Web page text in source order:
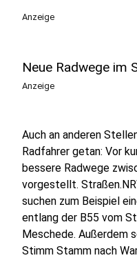
Anzeige
Neue Radwege im
Anzeige
Auch an anderen
Radfahrer getan: Vor
bessere Radwege
vorgestellt.
suchen zum Beispiel
entlang der B55 vom
Meschede. Außerdem
Stimm Stamm nach